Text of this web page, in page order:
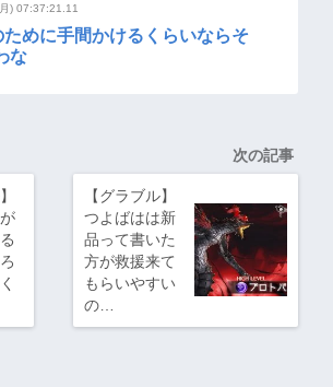
) 07:37:21.11
めに手間かけるくらいならそ
な
次の記事
【グラブル】
つよばはは新
品って書いた
方が救援来て
もらいやすい
の…